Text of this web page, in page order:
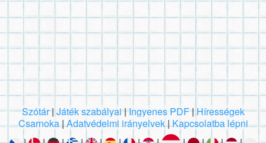
Szótár| Játék szabályai|Ingyenes PDF|Hírességek
Csarnoka|Adatvédelmi irányelvek|Kapcsolatba lépni